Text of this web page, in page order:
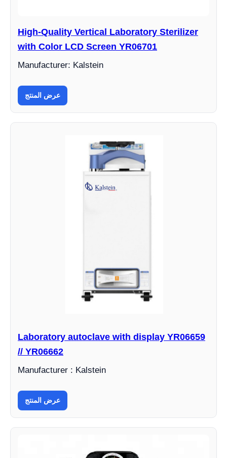
High-Quality Vertical Laboratory Sterilizer
with Color LCD Screen YR06701
Manufacturer: Kalstein
عرض المنتج
Laboratory autoclave with display YR06659
// YR06662
Manufacturer : Kalstein
عرض المنتج